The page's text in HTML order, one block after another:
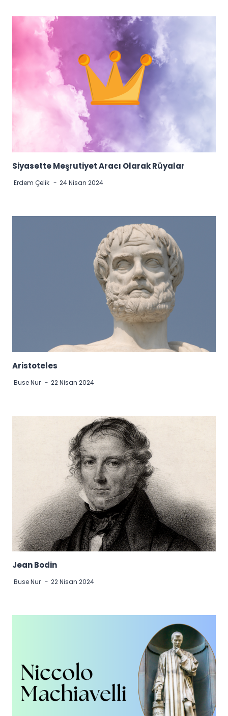
Siyasette Meşrutiyet Aracı Olarak Rüyalar
Erdem Çelik 24 Nisan 2024
Aristoteles
Buse Nur 22 Nisan 2024
Jean Bodin
Buse Nur 22 Nisan 2024